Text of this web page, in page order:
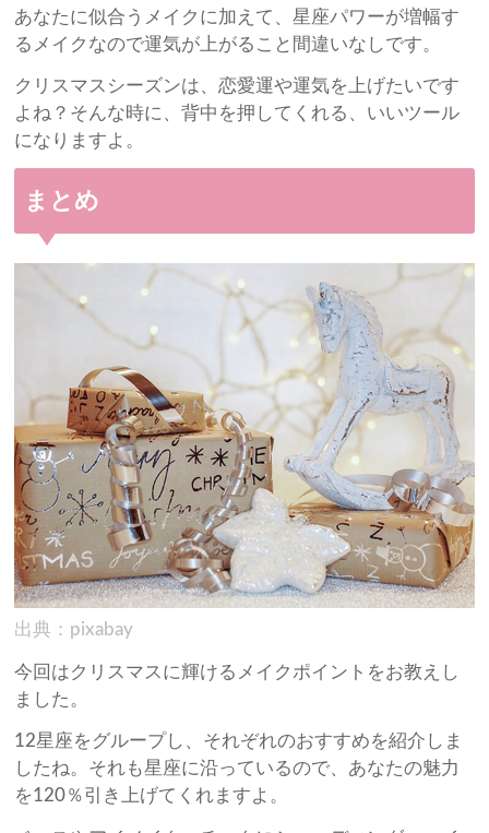
あなたに似合うメイクに加えて、星座パワーが増幅す
るメイクなので運気が上がること間違いなしです。
クリスマスシーズンは、恋愛運や運気を上げたいです
よね？そんな時に、背中を押してくれる、いいツール
になりますよ。
まとめ
出典：pixabay
今回はクリスマスに輝けるメイクポイントをお教えし
ました。
12星座をグループし、それぞれのおすすめを紹介しま
したね。それも星座に沿っているので、あなたの魅力
を120％引き上げてくれますよ。